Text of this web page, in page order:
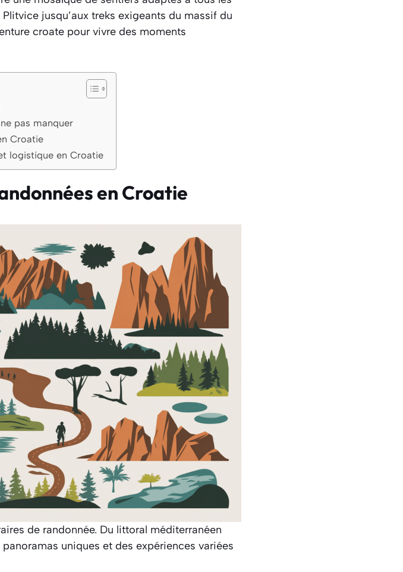
jusqu’aux treks exigeants du massif du
croate pour vivre des moments
pas manquer
Croatie
logistique en Croatie
en Croatie
de randonnée. Du littoral méditerranéen
uniques et des expériences variées